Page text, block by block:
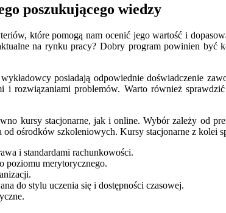
poszukującego wiedzy
które pomogą nam ocenić jego wartość i
na rynku pracy? Dobry program powinien być
posiadają odpowiednie doświadczenie
i rozwiązaniami problemów. Warto również
kursy stacjonarne, jak i online. Wybór zależy od
ośrodków szkoleniowych. Kursy stacjonarne z kolei
i standardami rachunkowości.
poziomu merytorycznego.
do stylu uczenia się i dostępności czasowej.